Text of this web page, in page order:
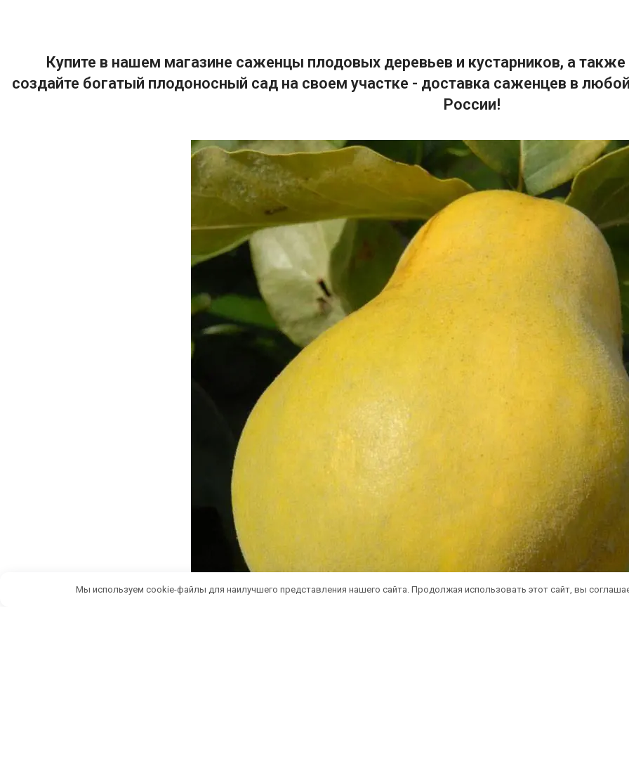
Купите в нашем магазине саженцы плодовых деревьев и кустарников, а
создайте богатый плодоносный сад на своем участке - доставка саженцев в
России!
Мы используем cookie-файлы для наилучшего представления нашего сайта. Продолжая использовать этот сайт, вы